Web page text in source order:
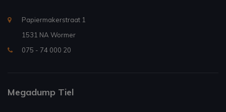
Papiermakerstraat 1
1531 NA Wormer
075 - 74 000 20
Megadump Tiel